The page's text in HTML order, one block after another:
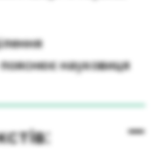
науковиця